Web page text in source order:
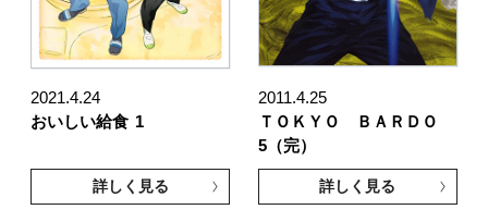
2021.4.24
おいしい給食 1
詳しく見る
2011.4.25
ＴＯＫＹＯ ＢＡＲＤＯ
5（完）
詳しく見る